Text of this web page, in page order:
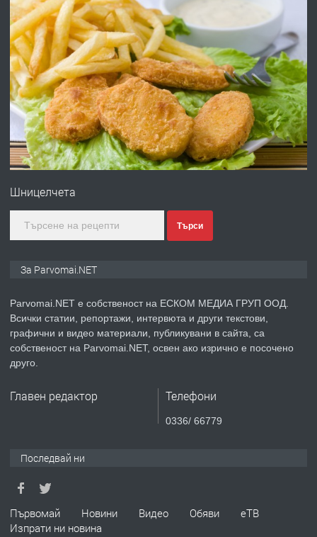
преди 1 година
ПРЕДЛАГА Работа за общи работници
преди 1 година
ПРЕДЛАГА
Първи поход "По стъпките на Ангел
преди 1 година
ПРЕДЛАГА Уроци по Математика
преди 1 година
Шницелчета
Търси
За Parvomai.NET
Parvomai.NET е собственост на ЕСКОМ МЕДИА ГРУП ООД.
Всички статии, репортажи, интервюта и други текстови,
графични и видео материали, публикувани в сайта, са
собственост на Parvomai.NET, освен ако изрично е посочено
друго.
Главен редактор Телефони
0336/ 66779
Последвай ни
Първомай Новини Видео Обяви
еТВ
Изпрати ни новина